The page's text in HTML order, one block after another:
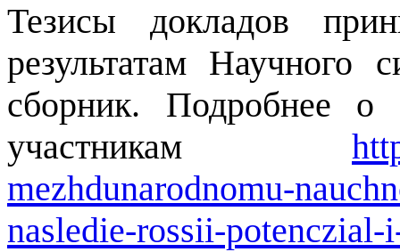
Тезисы докладов
результатам Научного
сборник. Подробнее о
участникам
mezhdunarodnomu-
nasledie-rossii-